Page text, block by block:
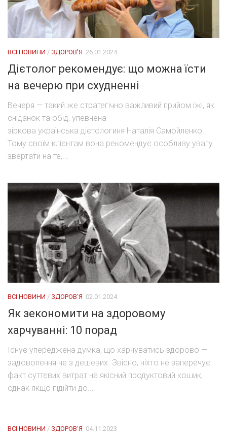
ВСІ НОВИНИ / ЗДОРОВ'Я 26.01.2024
Дієтолог рекомендує: що можна їсти
на вечерю при схудненні
Вечеря — такий же стратегічно важливий прийом їжі, як
сніданок та обід, упевнена
зіркова українська дієтологиня Наталія Самойленко.
Тому своїм клієнтам вона рекомендує особливу увагу
звертати на те,...
ВСІ НОВИНИ / ЗДОРОВ'Я 02.01.2024
Як зекономити на здоровому
харчуванні: 10 порад
Існує упереджена думка, що харчуватись здорово —
задоволення не з дешевих. Звісно, ніхто не заперечує
факт суттєвих витрат на якісний продуктовий кошик,
однак якщо підійти до...
ВСІ НОВИНИ / ЗДОРОВ'Я 04.11.2023